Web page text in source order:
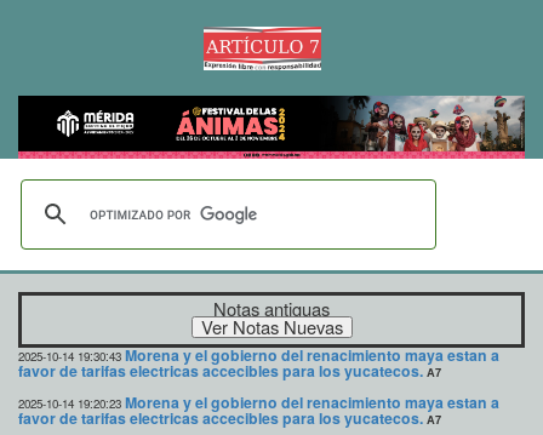
Notas antiguas
2025-10-14 19:30:43 Morena y el gobierno del renacimiento maya estan a
favor de tarifas electricas accecibles para los yucatecos. A7
2025-10-14 19:20:23 Morena y el gobierno del renacimiento maya estan a
favor de tarifas electricas accecibles para los yucatecos. A7